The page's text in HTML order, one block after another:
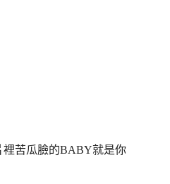
裡苦瓜臉的BABY就是你